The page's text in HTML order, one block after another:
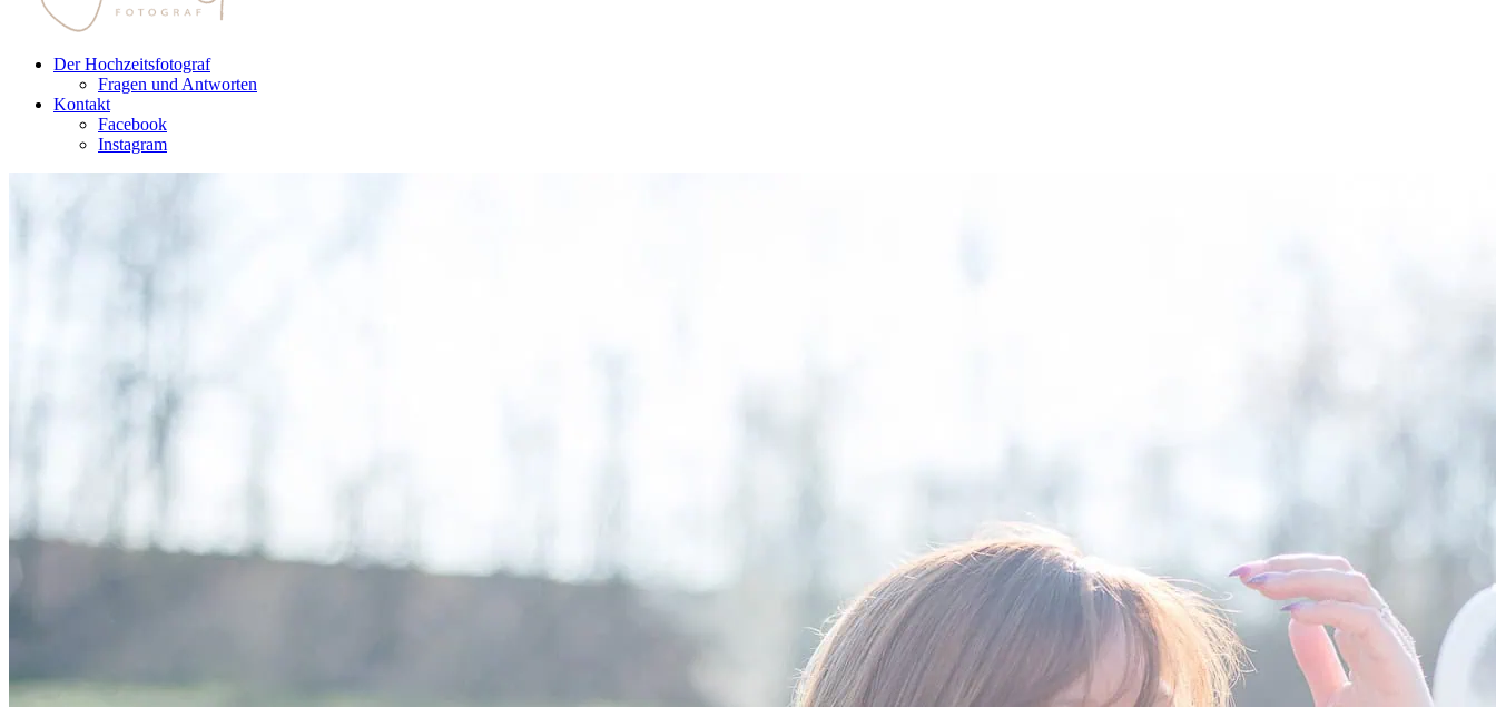
Der Hochzeitsfotograf
Fragen und Antworten
Kontakt
Facebook
Instagram